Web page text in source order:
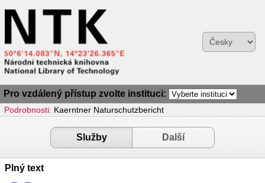
Pro vzdálený přístup zvolte instituci:
Podrobnosti: Kaerntner Naturschutzbericht
Služby Další
Plný text